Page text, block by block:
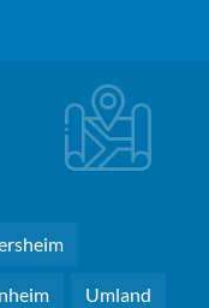
Umland